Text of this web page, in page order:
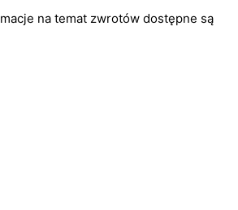
na temat zwrotów dostępne są